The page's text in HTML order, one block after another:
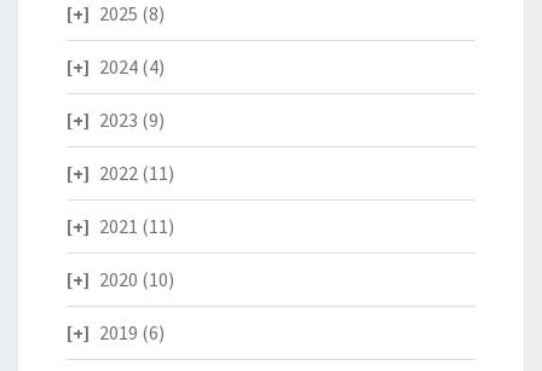
2025 (8)
2024 (4)
2023 (9)
2022 (11)
2021 (11)
2020 (10)
2019 (6)